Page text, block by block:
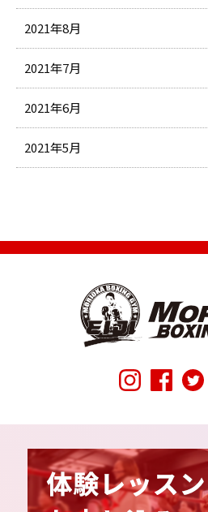
2021年8月
2021年7月
2021年6月
2021年5月